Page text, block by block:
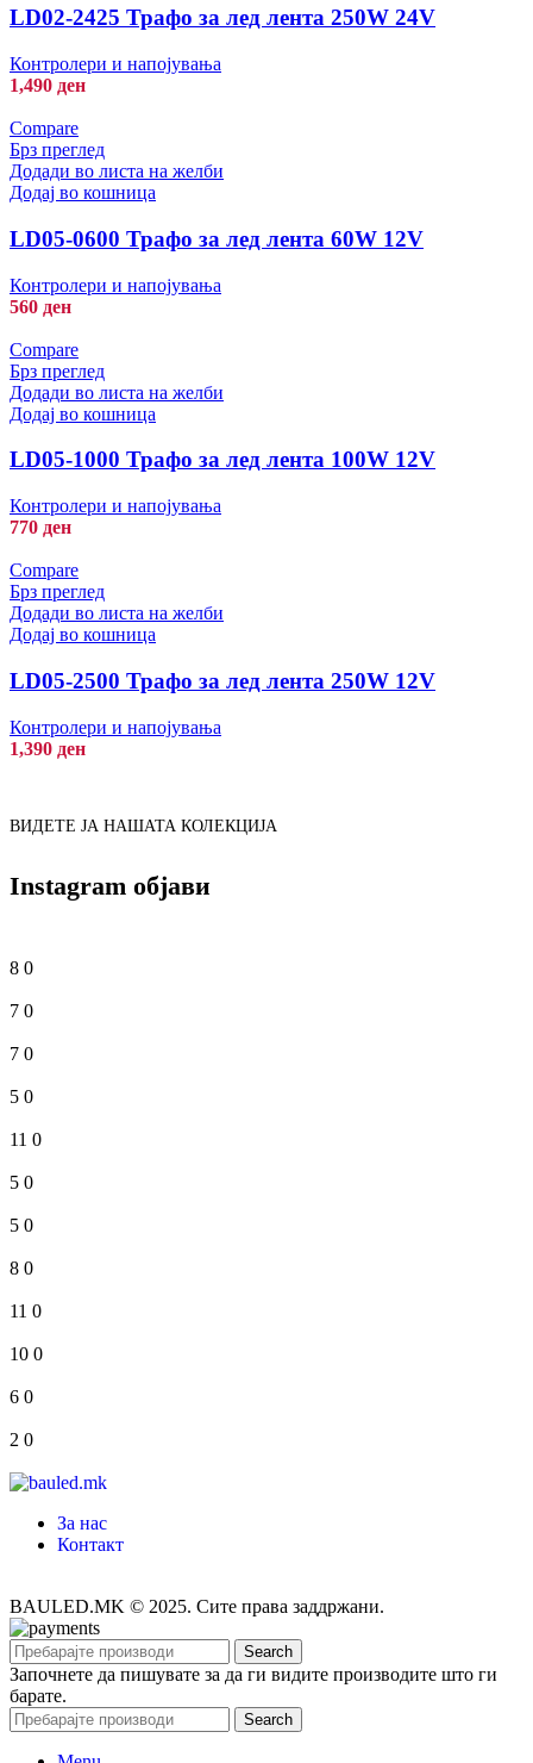
LD02-2425 Трафо за лед лента 250W 24V
Контролери и напојувања
1,490 ден
Compare
Брз преглед
Додади во листа на желби
Додај во кошница
LD05-0600 Трафо за лед лента 60W 12V
Контролери и напојувања
560 ден
Compare
Брз преглед
Додади во листа на желби
Додај во кошница
LD05-1000 Трафо за лед лента 100W 12V
Контролери и напојувања
770 ден
Compare
Брз преглед
Додади во листа на желби
Додај во кошница
LD05-2500 Трафо за лед лента 250W 12V
Контролери и напојувања
1,390 ден
ВИДЕТЕ ЈА НАШАТА КОЛЕКЦИЈА
Instagram објави
8 0
7 0
7 0
5 0
11 0
5 0
5 0
8 0
11 0
10 0
6 0
2 0
За нас
Контакт
BAULED.MK © 2025. Сите права заддржани.
Search
Започнете да пишувате за да ги видите производите што ги
барате.
Search